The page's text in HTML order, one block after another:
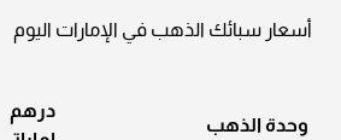
أسعار سبائك الذهب في الإمارات اليوم
وحدة الذهب
درهم